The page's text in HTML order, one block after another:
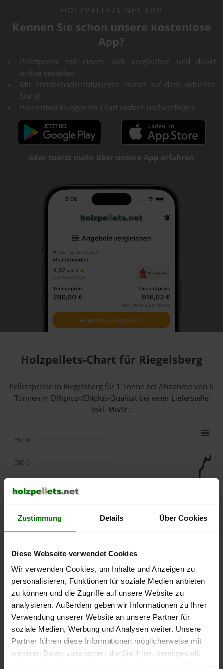
Zustimmung Details Über Cookies
Diese Webseite verwendet Cookies
Wir verwenden Cookies, um Inhalte und Anzeigen zu
personalisieren, Funktionen für soziale Medien anbieten
zu können und die Zugriffe auf unsere Website zu
analysieren. Außerdem geben wir Informationen zu Ihrer
Verwendung unserer Website an unsere Partner für
soziale Medien, Werbung und Analysen weiter. Unsere
Partner führen diese Informationen möglicherweise mit
weiteren Daten zusammen, die Sie ihnen bereitgestellt
HOLZPELLETS.NET APP
Kennen Sie schon unsere kostenlose
App?
Pelletpreise mit einem Klick vergleichen und direkt
online bestellen
Mit Preisbenachrichtigungen immer auf dem aktuellen
Stand
Preisentwicklungen im Chart einfach nachverfolgen
oder zuerst mehr über unsere App erfahren
Holzpellets-Chart für Riegelsberg
Pelletspreise in Riegelsberg für 1 Tonne bei Abnahmevon 6
Tonnen in DINplus-/ENplus-Qualität bei einer Lieferstelle
inkl. MwSt.:
lose Ware Sackware
September
2025
Januar
2026
Mai
2026
300 €
350 €
500 €
550 €
Die aktuelle Preisentwicklung für Holzpellets in Deutschland
können Sie jederzeit auf unsererPelletspreise-Seite
nachvollziehen.